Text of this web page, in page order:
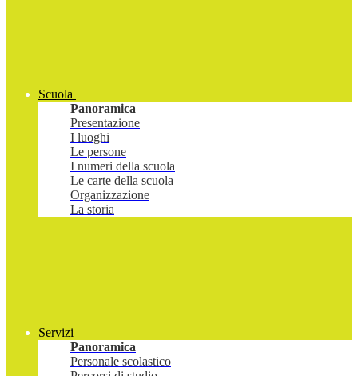
Scuola
Panoramica
Presentazione
I luoghi
Le persone
I numeri della scuola
Le carte della scuola
Organizzazione
La storia
Servizi
Panoramica
Personale scolastico